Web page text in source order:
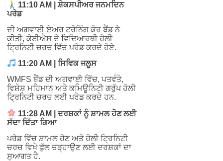
11:10 AM | ਸ਼ੇਕਸਪੀਅਰ ਜਨਮਦਿਨ
ਪਰੇਡ
ਦੀ ਅਗਵਾਈ ਏਅਰ ਟਰੇਨਿੰਗ ਕੋਰ ਬੈਂਡ ਨੇ
ਕੀਤੀ, ਕੇਈਐਸ ਦੇ ਵਿਦਿਆਰਥੀ ਹੋਲੀ
ਟ੍ਰਿਨਿਟੀ ਚਰਚ ਵਿੱਚ ਪਰੇਡ ਕਰਦੇ ਹੋਏ.
11:20 AM | ਸਿਵਿਕ ਜਲੂਸ
WMFS ਬੈਂਡ ਦੀ ਅਗਵਾਈ ਵਿੱਚ, ਪਤਵੰਤੇ,
ਵਿਸ਼ੇਸ਼ ਮਹਿਮਾਨ ਅਤੇ ਕਮਿਊਨਿਟੀ ਗਰੁੱਪ ਹੋਲੀ
ਟ੍ਰਿਨਿਟੀ ਚਰਚ ਲਈ ਪਰੇਡ ਕਰਦੇ ਹਨ.
11:28 AM | ਦਰਸ਼ਕਾਂ ਨੂੰ ਸ਼ਾਮਲ ਹੋਣ ਲਈ
ਸੱਦਾ ਦਿੱਤਾ ਗਿਆ
ਪਰੇਡ ਵਿੱਚ ਸ਼ਾਮਲ ਹੋਣ ਅਤੇ ਹੋਲੀ ਟ੍ਰਿਨਿਟੀ
ਚਰਚ ਵਿਖੇ ਫੁੱਲ ਚੜ੍ਹਾਉਣ ਲਈ ਦਰਸ਼ਕਾਂ ਦਾ
ਸੁਆਗਤ ਹੈ.